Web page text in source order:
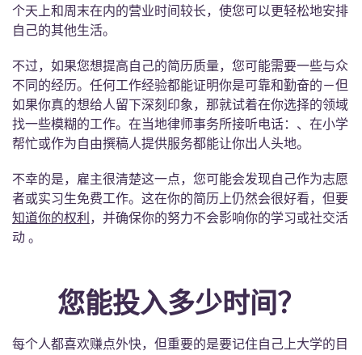
French
Portuguese
个天上和周末在内的营业时间较长，使您可以更轻松地安排
自己的其他生活。
不过，如果您想提高自己的简历质量，您可能需要一些与众
不同的经历。任何工作经验都能证明你是可靠和勤奋的－但
如果你真的想给人留下深刻印象，那就试着在你选择的领域
找一些模糊的工作。在当地律师事务所接听电话：、在小学
帮忙或作为自由撰稿人提供服务都能让你出人头地。
不幸的是，雇主很清楚这一点，您可能会发现自己作为志愿
者或实习生免费工作。这在你的简历上仍然会很好看，但要
知道你的权利 ，并确保你的努力不会影响你的学习或社交活
动 。
您能投入多少时间？
每个人都喜欢赚点外快，但重要的是要记住自己上大学的目